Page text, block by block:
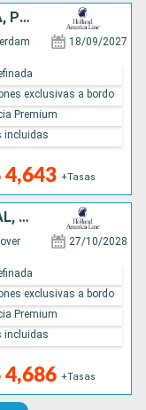
NORUEGA, DINAMARCA, ALEMANIA, POLONIA, LITUANIA, LETONIA, PAISES BAJOS, MARRUECOS, PORTUGAL, REINO UNIDO
18/09/2027
4,643 +Tasas
exclusivas a bordo
Premium
incluidas
NORUEGA, REINO UNIDO, PORTUGAL, PAISES BAJOS, MARRUECOS
27/10/2028
4,686 +Tasas
exclusivas a bordo
Premium
incluidas